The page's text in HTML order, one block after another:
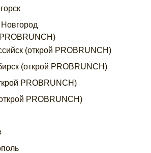
(открой PROBRUNCH)
(открой PROBRUNCH)
PROBRUNCH)
PROBRUNCH)